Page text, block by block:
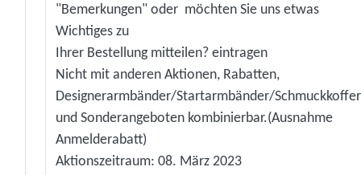
"Bemerkungen" oder möchten Sie uns etwas
Wichtiges zu
Ihrer Bestellung mitteilen? eintragen
Nicht mit anderen Aktionen, Rabatten,
Designerarmbänder/Startarmbänder/Schmuckkoffer
und Sonderangeboten kombinierbar.(Ausnahme
Anmelderabatt)
Aktionszeitraum: 08. März 2023